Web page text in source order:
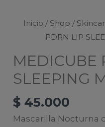
Inicio / Shop /
PDRN LIP
MEDICUBE
SLEEPING
$ 45.000
Mascarilla Nocturna